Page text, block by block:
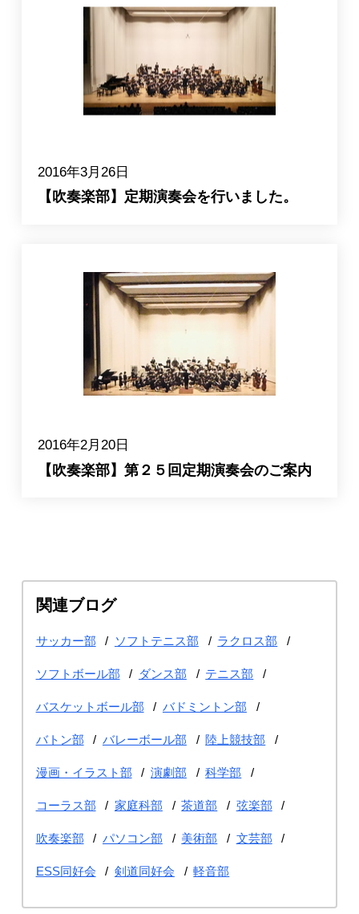
2016年3月26日
【吹奏楽部】定期演奏会を行いました。
2016年2月20日
【吹奏楽部】第２５回定期演奏会のご案内
関連ブログ
サッカー部 ソフトテニス部 ラクロス部
ソフトボール部 ダンス部 テニス部
バスケットボール部 バドミントン部
バトン部 バレーボール部 陸上競技部
漫画・イラスト部 演劇部 科学部
コーラス部 家庭科部 茶道部 弦楽部
吹奏楽部 パソコン部 美術部 文芸部
ESS同好会 剣道同好会 軽音部